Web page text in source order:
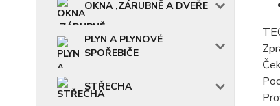
OKNA ,ZÁRUBNĚ A DVEŘE
PLYN A PLYNOVÉ
SPOŘEBIČE
STŘECHA